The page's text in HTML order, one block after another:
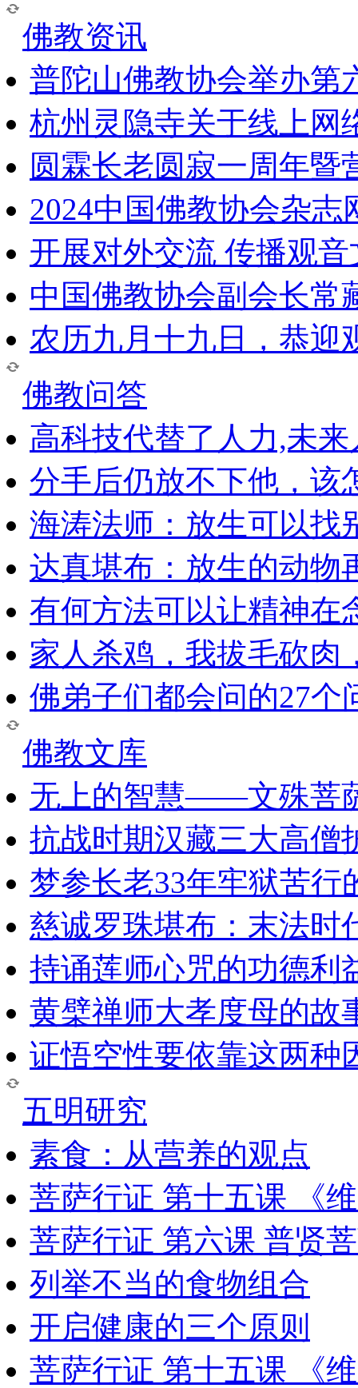
佛教资讯
普陀山佛教协会举办第
杭州灵隐寺关于线上网
圆霖长老圆寂一周年暨
2024中国佛教协会杂志
开展对外交流 传播观
中国佛教协会副会长常
农历九月十九日，恭迎
佛教问答
高科技代替了人力,未
分手后仍放不下他，该
海涛法师：放生可以找
达真堪布：放生的动物
有何方法可以让精神在
家人杀鸡，我拔毛砍肉
佛弟子们都会问的27个
佛教文库
无上的智慧——文殊菩
抗战时期汉藏三大高僧
梦参长老33年牢狱苦行
慈诚罗珠堪布：末法时
持诵莲师心咒的功德利
黄檗禅师大孝度母的故
证悟空性要依靠这两种
五明研究
素食：从营养的观点
菩萨行证 第十五课 《
菩萨行证 第六课 普贤
列举不当的食物组合
开启健康的三个原则
菩萨行证 第十五课 《